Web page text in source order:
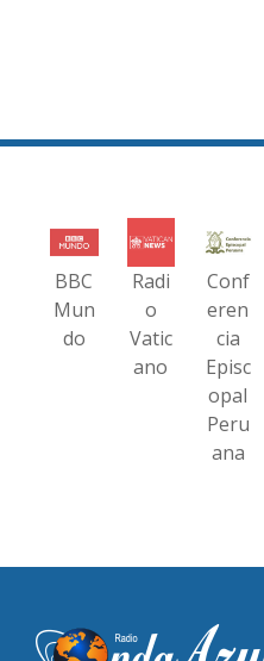
BBC
Mun
do
Radi
o
Vatic
ano
Conf
eren
cia
Episc
opal
Peru
ana